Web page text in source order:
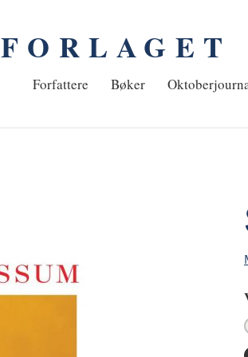
FORLAGET
Hjem
Forfattere Bøker